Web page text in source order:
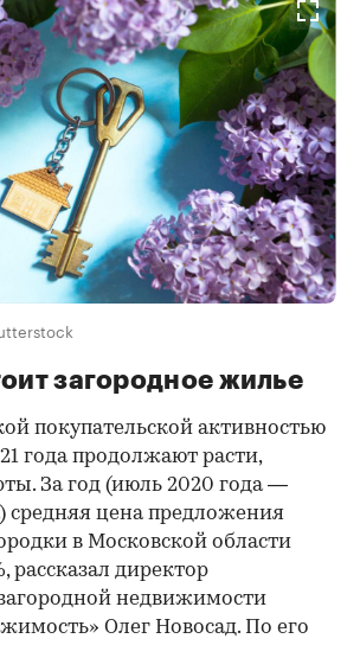
загородное жилье
покупательской активностью
года продолжают расти,
За год (июль 2020 года —
средняя цена предложения
в Московской области
рассказал директор
недвижимости
Олег Новосад. По его